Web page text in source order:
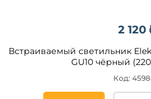
2 120
Встраиваемый светильник
GU10 чёрный
Код: